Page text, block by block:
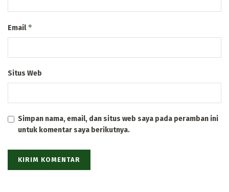
Email*
Situs Web
Simpan nama, email, dan situs web saya pada peramban ini
untuk komentar saya berikutnya.